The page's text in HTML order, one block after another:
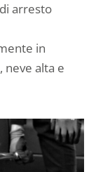
arresto
in
neve alta e